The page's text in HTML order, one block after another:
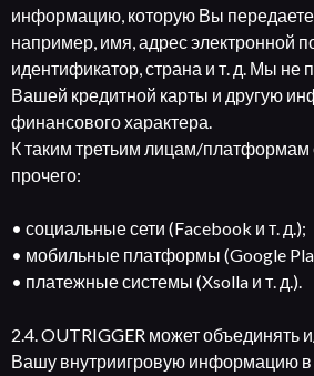
информацию, которую Вы
например, имя, адрес электронной
идентификатор, страна и т. д. Мы не
Вашей кредитной карты и другую
финансового характера.
К таким третьим лицам/платформам
прочего:
• социальные сети (Facebook и т. д.);
• мобильные платформы (Google
• платежные системы (Xsolla и т. д.).
2.4. OUTRIGGER может объединять
Вашу внутриигровую информацию в